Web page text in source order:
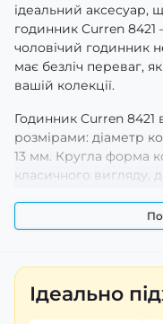
ідеальний аксесуар,
годинник Curren
чоловічий годинник
має безліч переваг,
вашій колекції.
Годинник Curren
розмірами: діаметр
13 мм. Кругла форма
класичного вигляду,
він підійде як для
особливих випадків.
Корпус годинника
що гарантує
пошкоджень.
Ідеально